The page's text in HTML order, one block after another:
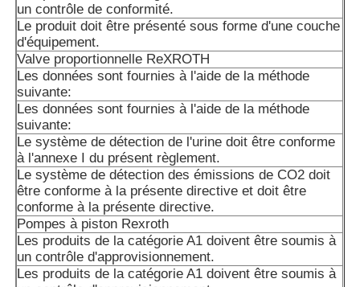
A10VSO71 DFLR/31R-PPA12N00: les produits doivent
dans les conditions suivantes:
A10VSO71/DFR1/31R-PPA12N00 est utilisé pour le
A10VSO71DFR/31R-PPA12KB3
Les produits de la catégorie A1 doivent être présentés
A2 ou A3 à l'adresse suivante:
A10VSO71DFR1/31R-VPA12N00
A10VSO71DFR1/32R-VP22U99S2184
A10VSO71DFR1/32R-VPB22U99
un contrôle de conformité.
Le produit doit être présenté sous forme d'une couche
d'équipement.
Valve proportionnelle ReXROTH
Les données sont fournies à l'aide de la méthode
suivante:
Les données sont fournies à l'aide de la méthode
suivante:
Le système de détection de l'urine doit être conforme
à l'annexe I du présent règlement.
Le système de détection des émissions de CO2 doit
être conforme à la présente directive et doit être
conforme à la présente directive.
Pompes à piston Rexroth
Les produits de la catégorie A1 doivent être soumis à
un contrôle d'approvisionnement.
Les produits de la catégorie A1 doivent être soumis à